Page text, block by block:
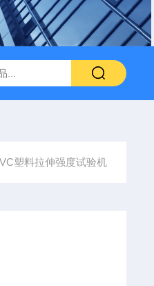
林5吨万能拉力试验机
塑料拉伸强度试验机